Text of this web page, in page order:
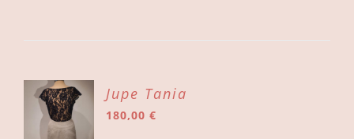
Jupe Tania
180,00€